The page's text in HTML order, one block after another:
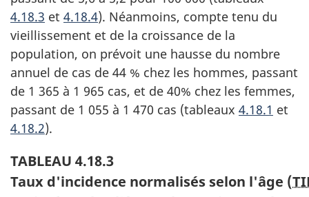
4.18.3 et 4.18.4). Néanmoins, compte tenu du
vieillissement et de la croissance de la
population, on prévoit une hausse du nombre
annuel de cas de 44 % chez les hommes, passant
de 1 365 à 1 965 cas, et de 40% chez les femmes,
passant de 1 055 à 1 470 cas (tableaux 4.18.1 et
4.18.2).
TABLEAU 4.18.3
Taux d'incidence normalisés selon l'âge (